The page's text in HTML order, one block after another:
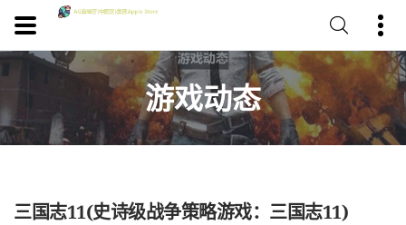
游戏动态
三国志11(史诗级战争策略游戏：三国志11)